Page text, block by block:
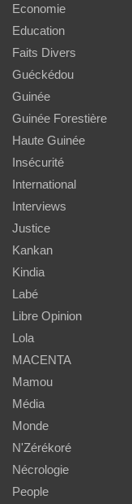
Economie
Education
Faits Divers
Guéckédou
Guinée
Guinée Forestière
Haute Guinée
Insécurité
International
Interviews
Justice
Kankan
Kindia
Labé
Libre Opinion
Lola
MACENTA
Mamou
Média
Monde
N'Zérékoré
Nécrologie
People